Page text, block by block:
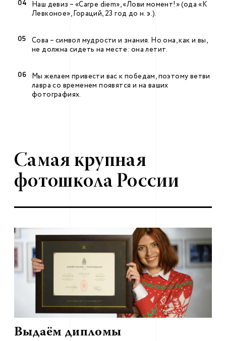
Наш девиз – «Сarpe diem», «Лови момент!» (ода «К
Левконое», Гораций, 23 год до н. э.).
Сова – символ мудрости и знания. Но она, как и вы,
не должна сидеть на месте: она летит.
Мы желаем привести вас к победам, поэтому ветви
лавра со временем появятся и на ваших
фотографиях.
Самая крупная
фотошкола России
Выдаём дипломы